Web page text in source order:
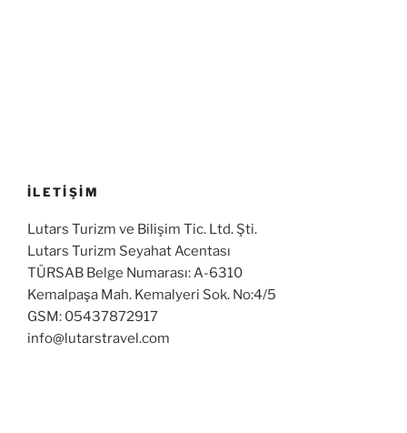
İLETİŞİM
Lutars Turizm ve Bilişim Tic. Ltd. Şti.
Lutars Turizm Seyahat Acentası
TÜRSAB Belge Numarası: A-6310
Kemalpaşa Mah. Kemalyeri Sok. No:4/5
GSM: 05437872917
info@lutarstravel.com